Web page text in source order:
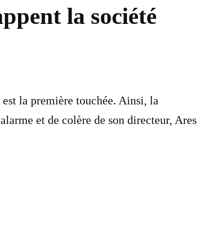
la société
la première touchée. Ainsi, la
et de colère de son directeur, Ares